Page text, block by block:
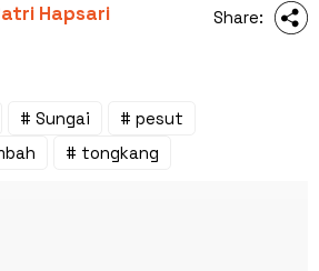
Hapsari Share:
# Sungai
# pesut
# tongkang